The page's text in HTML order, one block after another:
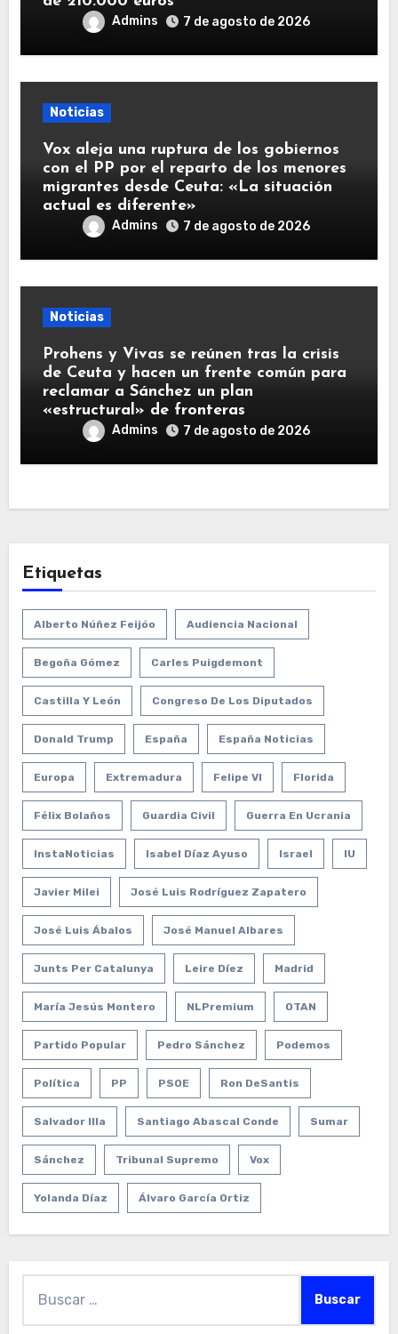
Admins 7 de agosto de 2026
Noticias
Vox aleja una ruptura de los gobiernos
con el PP por el reparto de los menores
migrantes desde Ceuta: «La situación
actual es diferente»
Admins 7 de agosto de 2026
Noticias
Prohens y Vivas se reúnen tras la crisis
de Ceuta y hacen un frente común para
reclamar a Sánchez un plan
«estructural» de fronteras
Admins 7 de agosto de 2026
Etiquetas
Alberto Núñez Feijóo Audiencia Nacional
Begoña Gómez Carles Puigdemont
Castilla Y León Congreso De Los Diputados
Donald Trump España España Noticias
Europa Extremadura Felipe VI Florida
Félix Bolaños Guardia Civil Guerra En Ucrania
InstaNoticias Isabel Díaz Ayuso Israel IU
Javier Milei José Luis Rodríguez Zapatero
José Luis Ábalos José Manuel Albares
Junts Per Catalunya Leire Díez Madrid
María Jesús Montero NLPremium OTAN
Partido Popular Pedro Sánchez Podemos
Política PP PSOE Ron DeSantis
Salvador Illa Santiago Abascal Conde Sumar
Sánchez Tribunal Supremo Vox
Yolanda Díaz Álvaro García Ortiz